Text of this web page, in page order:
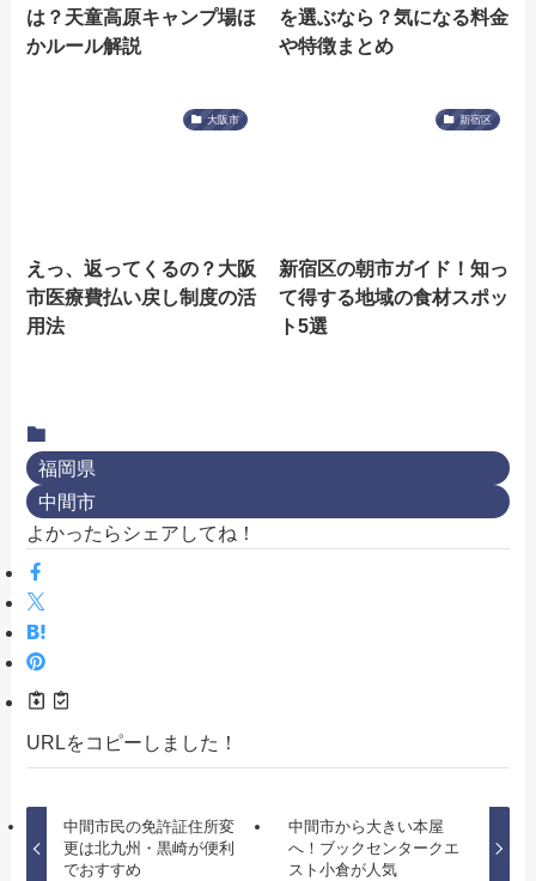
は？天童高原キャンプ場ほ
かルール解説
を選ぶなら？気になる料金
や特徴まとめ
大阪市
えっ、返ってくるの？大阪
市医療費払い戻し制度の活
用法
新宿区
新宿区の朝市ガイド！知っ
て得する地域の食材スポッ
ト5選
福岡県
中間市
よかったらシェアしてね！
URLをコピーしました！
中間市民の免許証住所変
更は北九州・黒崎が便利
でおすすめ
中間市から大きい本屋
へ！ブックセンタークエ
スト小倉が人気